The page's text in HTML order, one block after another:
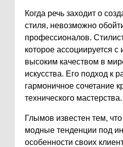
Когда речь заходит о
стиля, невозможно
профессионалов.
которое ассоциируется
высоким качеством в
искусства. Его подход к
гармоничное сочетание
технического мастерства.
Глымов известен тем,
модные тенденции под
особенности своих